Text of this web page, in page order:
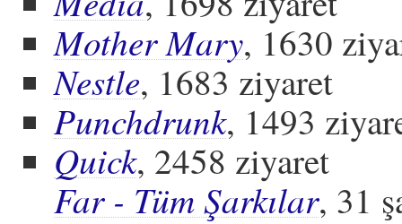
Mother Mary, 1630
Nestle, 1683 ziyaret
Punchdrunk, 1493
Quick, 2458 ziyaret
Far - Tüm Şarkılar, 31